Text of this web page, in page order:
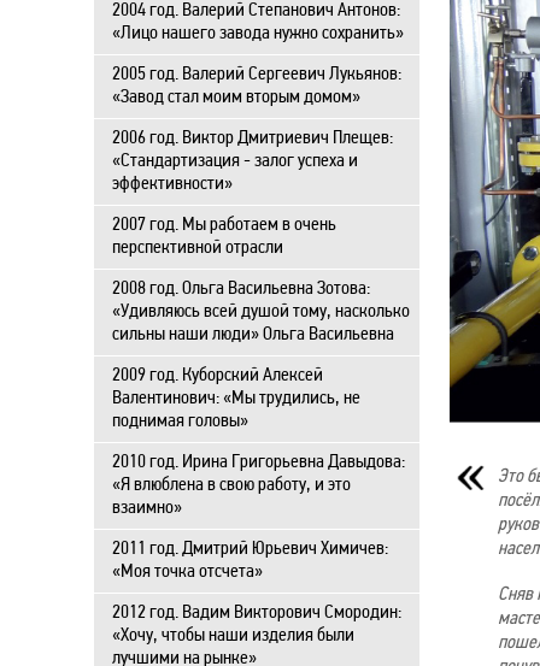
2004 год. Валерий Степанович Антонов:
«Лицо нашего завода нужно сохранить»
2005 год. Валерий Сергеевич Лукьянов:
«Завод стал моим вторым домом»
2006 год. Виктор Дмитриевич Плещев:
«Стандартизация - залог успеха и
эффективности»
2007 год. Мы работаем в очень
перспективной отрасли
2008 год. Ольга Васильевна Зотова:
«Удивляюсь всей душой тому, насколько
сильны наши люди» Ольга Васильевна
2009 год. Куборский Алексей
Валентинович: «Мы трудились, не
поднимая головы»
2010 год. Ирина Григорьевна Давыдова:
«Я влюблена в свою работу, и это
взаимно»
2011 год. Дмитрий Юрьевич Химичев:
«Моя точка отсчета»
2012 год. Вадим Викторович Смородин:
«Хочу, чтобы наши изделия были
лучшими на рынке»
Это
Сняв